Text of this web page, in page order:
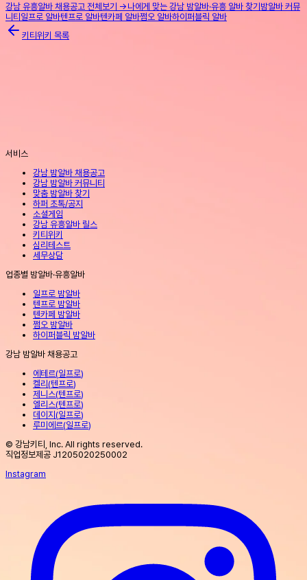
강남 유흥알바 채용공고 전체보기 → 나에게 맞는 강남 밤알바·유흥 알바 찾기밤알바 커뮤
니티일프로 알바텐프로 알바텐카페 알바쩜오 알바하이퍼블릭 알바
키티위키 목록
서비스
강남 밤알바 채용공고
강남 밤알바 커뮤니티
맞춤 밤알바 찾기
하퍼 초톡/공지
소셜게임
강남 유흥알바 릴스
키티위키
심리테스트
세무상담
업종별 밤알바·유흥알바
일프로 밤알바
텐프로 밤알바
텐카페 밤알바
쩜오 밤알바
하이퍼블릭 밤알바
강남 밤알바 채용공고
에테르(일프로)
켈리(텐프로)
제니스(텐프로)
엘리스(텐프로)
데이지(일프로)
루미에르(일프로)
© 강남키티, Inc. All rights reserved.
직업정보제공 J1205020250002
Instagram